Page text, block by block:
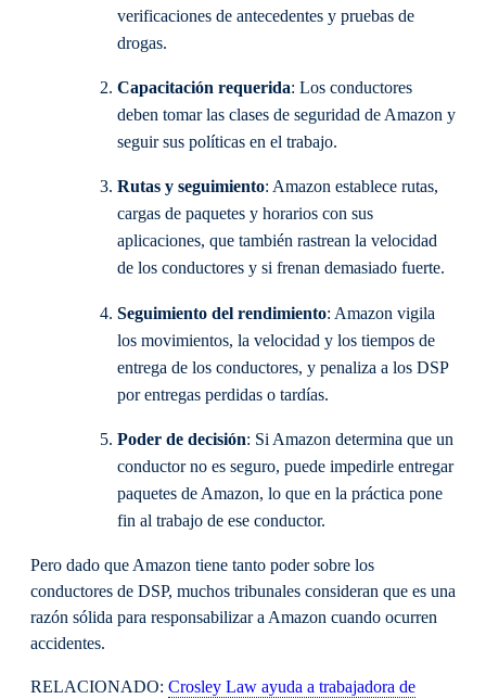
verificaciones de antecedentes y pruebas de
drogas.
Capacitación requerida: Los conductores
deben tomar las clases de seguridad de Amazon y
seguir sus políticas en el trabajo.
Rutas y seguimiento: Amazon establece rutas,
cargas de paquetes y horarios con sus
aplicaciones, que también rastrean la velocidad
de los conductores y si frenan demasiado fuerte.
Seguimiento del rendimiento: Amazon vigila
los movimientos, la velocidad y los tiempos de
entrega de los conductores, y penaliza a los DSP
por entregas perdidas o tardías.
Poder de decisión: Si Amazon determina que un
conductor no es seguro, puede impedirle entregar
paquetes de Amazon, lo que en la práctica pone
fin al trabajo de ese conductor.
Pero dado que Amazon tiene tanto poder sobre los
conductores de DSP, muchos tribunales consideran que es una
razón sólida para responsabilizar a Amazon cuando ocurren
accidentes.
RELACIONADO: Crosley Law ayuda a trabajadora de